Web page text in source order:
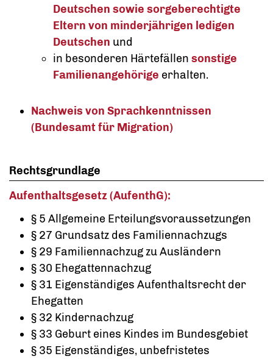
Deutschen sowie sorgeberechtigte
Eltern von minderjährigen ledigen
Deutschen und
in besonderen Härtefällen sonstige
Familienangehörige erhalten.
Nachweis von Sprachkenntnissen
(Bundesamt für Migration)
Rechtsgrundlage
Aufenthaltsgesetz (AufenthG):
§ 5 Allgemeine Erteilungsvoraussetzungen
§ 27 Grundsatz des Familiennachzugs
§ 29 Familiennachzug zu Ausländern
§ 30 Ehegattennachzug
§ 31 Eigenständiges Aufenthaltsrecht der
Ehegatten
§ 32 Kindernachzug
§ 33 Geburt eines Kindes im Bundesgebiet
§ 35 Eigenständiges, unbefristetes